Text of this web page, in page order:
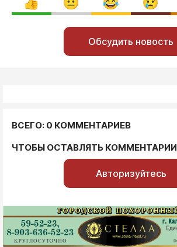
Обсудить новость
ВСЕГО: 0 КОММЕНТАРИЕВ
ЧТОБЫ ОСТАВЛЯТЬ КОММЕНТАРИИ
Авторизуйтесь